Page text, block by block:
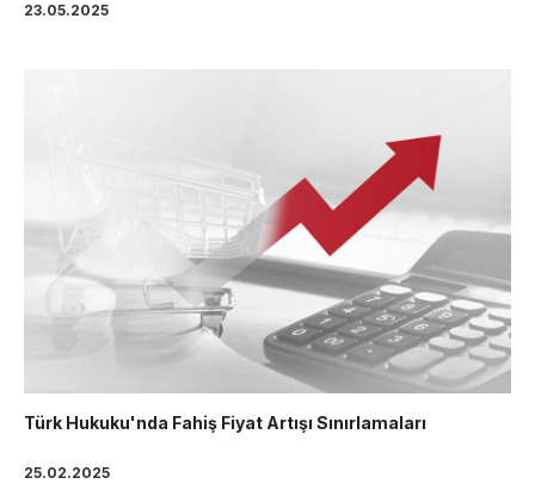
23.05.2025
Türk Hukuku'nda Fahiş Fiyat Artışı Sınırlamaları
25.02.2025